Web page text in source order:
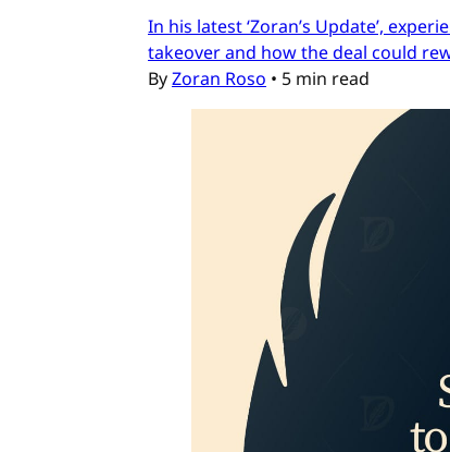
In his latest ‘Zoran’s Update’,
takeover and how the deal could
ByZoran Roso • 5 min read